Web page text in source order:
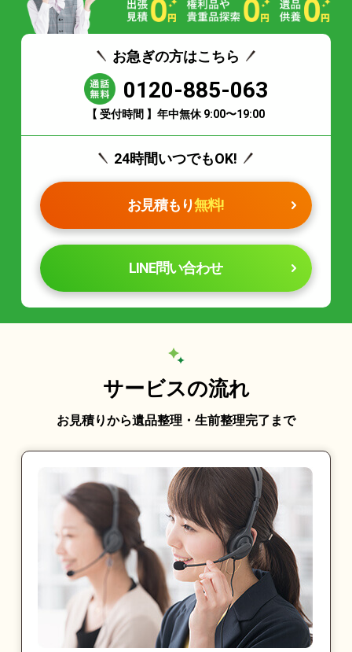
お急ぎの方はこちら
0120-885-063
【 受付時間 】年中無休 9:00〜19:00
24時間いつでもOK!
お見積もり無料!
LINE問い合わせ
サービスの流れ
お見積りから遺品整理・生前整理完了まで